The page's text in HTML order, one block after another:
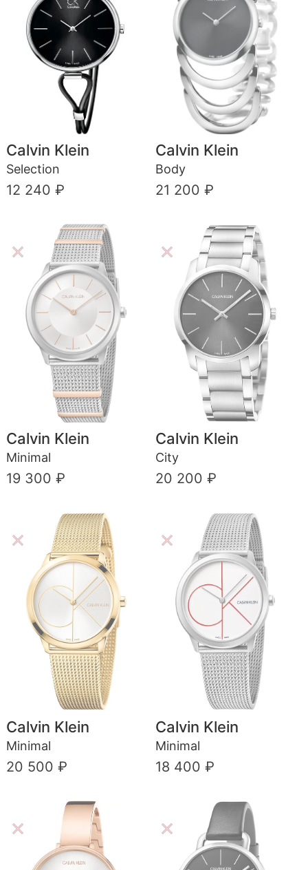
Calvin Klein
Selection
12 240 ₽
Calvin Klein
Body
21 200 ₽
Calvin Klein
Minimal
19 300 ₽
Calvin Klein
City
20 200 ₽
Calvin Klein
Minimal
20 500 ₽
Calvin Klein
Minimal
18 400 ₽